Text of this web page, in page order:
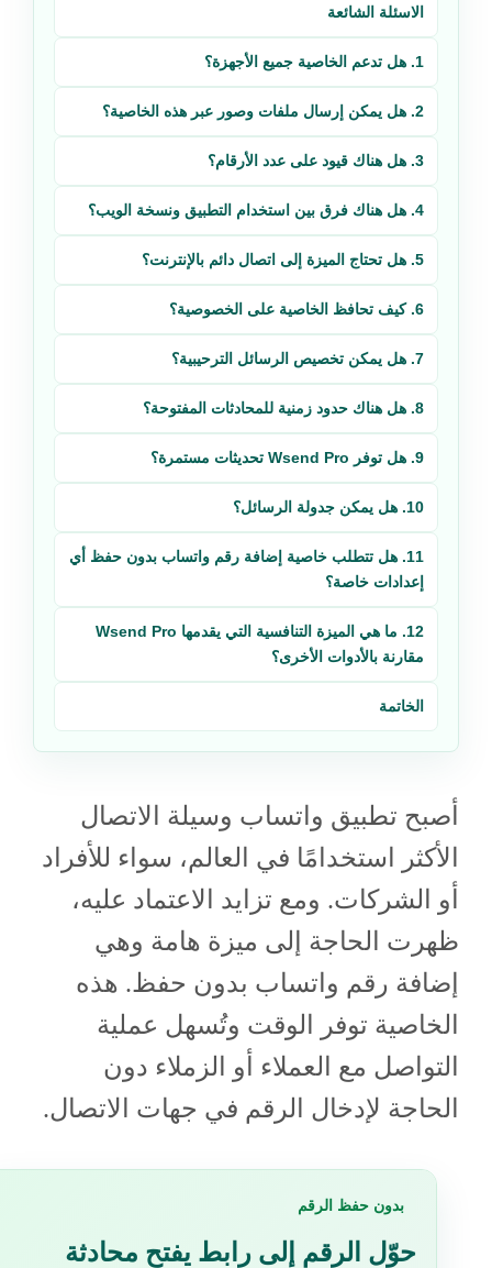
الاسئلة الشائعة
1. هل تدعم الخاصية جميع الأجهزة؟
2. هل يمكن إرسال ملفات وصور عبر هذه الخاصية؟
3. هل هناك قيود على عدد الأرقام؟
4. هل هناك فرق بين استخدام التطبيق ونسخة الويب؟
5. هل تحتاج الميزة إلى اتصال دائم بالإنترنت؟
6. كيف تحافظ الخاصية على الخصوصية؟
7. هل يمكن تخصيص الرسائل الترحيبية؟
8. هل هناك حدود زمنية للمحادثات المفتوحة؟
9. هل توفر Wsend Pro تحديثات مستمرة؟
10. هل يمكن جدولة الرسائل؟
11. هل تتطلب خاصية إضافة رقم واتساب بدون حفظ أي
إعدادات خاصة؟
12. ما هي الميزة التنافسية التي يقدمها Wsend Pro
مقارنة بالأدوات الأخرى؟
الخاتمة
أصبح تطبيق واتساب وسيلة الاتصال
الأكثر استخدامًا في العالم، سواء للأفراد
أو الشركات. ومع تزايد الاعتماد عليه،
ظهرت الحاجة إلى ميزة هامة وهي
إضافة رقم واتساب بدون حفظ. هذه
الخاصية توفر الوقت وتُسهل عملية
التواصل مع العملاء أو الزملاء دون
الحاجة لإدخال الرقم في جهات الاتصال.
بدون حفظ الرقم
حوّل الرقم إلى رابط يفتح محادثة